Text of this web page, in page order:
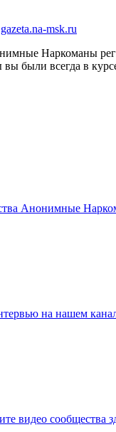
gazeta.na-msk.ru
Наркоманы
вы были всегда в
Анонимные
на нашем
видео сообщества